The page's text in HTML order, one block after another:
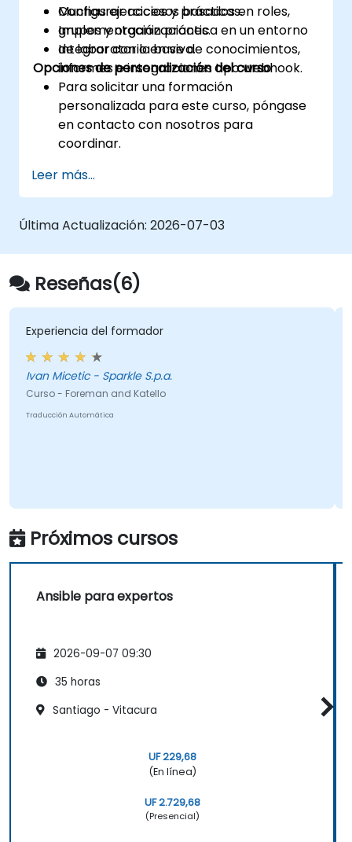
Configurar accesos basados en roles,
grupos y organizaciones.
Integrar con la base de conocimientos,
informes e integraciones tipo webhook.
Muchas ejercicios y prácticas.
Implementación práctica en un entorno
de laboratorio en vivo.
Opciones de personalización del curso
Para solicitar una formación
personalizada para este curso, póngase
en contacto con nosotros para
coordinar.
Leer más...
Última Actualización: 2026-07-03
Reseñas(6)
Experiencia del formador
Ivan Micetic - Sparkle S.p.a.
Curso - Foreman and Katello
Traducción Automática
Próximos cursos
Ansible para expertos
2026-09-07 09:30
35 horas
Santiago - Vitacura
UF 229,68
(En línea)
UF 2.729,68
(Presencial)